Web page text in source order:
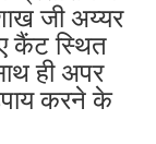
जी अय्यर
कैंट स्थित
ही अपर
करने के